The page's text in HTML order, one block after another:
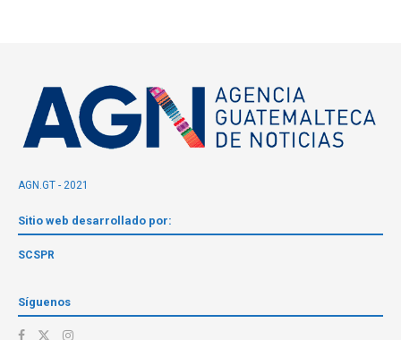
AGN.GT - 2021
Sitio web desarrollado por:
SCSPR
Síguenos